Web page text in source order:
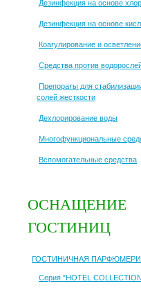
Дезинфекция на основе
Дезинфекция на основе
Коагулирование и
Средства против
Препораты для
солей жесткости
Дехлорирование воды
Многофункциональные
Вспомогательные средства
ОСНАЩЕНИЕ
ГОСТИНИЦ
ГОСТИНИЧНАЯ
Серия "HOTEL